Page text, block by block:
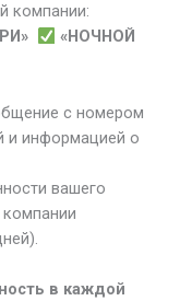
компании:
«НОЧНОЙ
с номером
и информацией о
вашего
в каждой